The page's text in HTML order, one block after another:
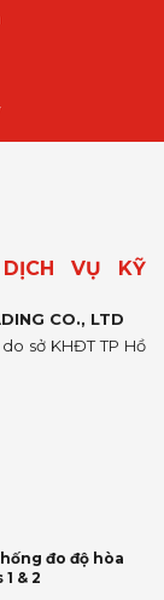
VỤ KỸ
CO., LTD
sở KHĐT TP Hồ
đo độ hòa
& 2